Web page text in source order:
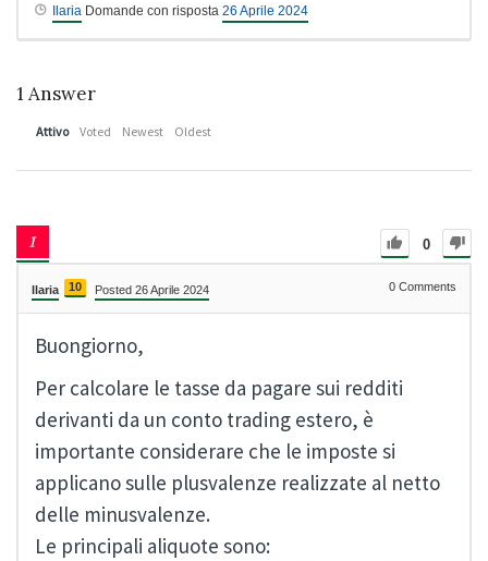
Ilaria Domande con risposta 26 Aprile 2024
1 Answer
Attivo Voted Newest Oldest
0
Ilaria 10 Posted 26 Aprile 2024 0 Comments
Buongiorno,
Per calcolare le tasse da pagare sui redditi
derivanti da un conto trading estero, è
importante considerare che le imposte si
applicano sulle plusvalenze realizzate al netto
delle minusvalenze.
Le principali aliquote sono: